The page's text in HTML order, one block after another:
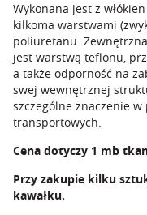
Wykonana jest z
kilkoma warstwami
poliuretanu.
jest warstwą teflonu,
a także odporność na
swej wewnętrznej
szczególne znaczenie
transportowych.
Cena dotyczy 1 mb
Przy zakupie kilku
kawałku.